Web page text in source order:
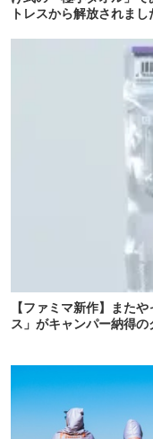
トレスから解放されまし
【ファミマ新作】また
ス」がキャンパー納得の